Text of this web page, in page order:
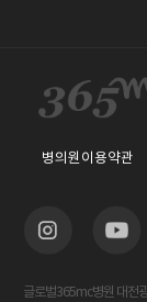
병의원이용약관
글로벌365mc병원 대전